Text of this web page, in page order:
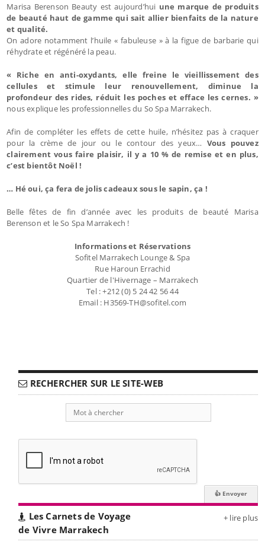
Marisa Berenson Beauty est aujourd’hui une marque de produits
de beauté haut de gamme qui sait allier bienfaits de la nature
et qualité.
On adore notamment l’huile « fabuleuse » à la figue de barbarie qui
réhydrate et régénéré la peau.
« Riche en anti-oxydants, elle freine le vieillissement des
cellules et stimule leur renouvellement, diminue la
profondeur des rides, réduit les poches et efface les cernes. »
nous explique les professionnelles du So Spa Marrakech.
Afin de compléter les effets de cette huile, n’hésitez pas à craquer
pour la crème de jour ou le contour des yeux… Vous pouvez
clairement vous faire plaisir, il y a 10 % de remise et en plus,
c’est bientôt Noël !
… Hé oui, ça fera de jolis cadeaux sous le sapin, ça !
Belle fêtes de fin d’année avec les produits de beauté Marisa
Berenson et le So Spa Marrakech !
Informations et Réservations
Sofitel Marrakech Lounge & Spa
Rue Haroun Errachid
Quartier de l'Hivernage – Marrakech
Tel : +212 (0) 5 24 42 56 44
Email : H3569-TH@sofitel.com
RECHERCHER SUR LE SITE-WEB
Les Carnets de Voyage
de Vivre Marrakech
+ lire plus